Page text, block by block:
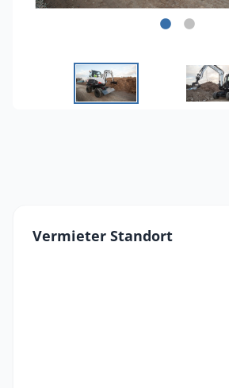
Vermieter Standort